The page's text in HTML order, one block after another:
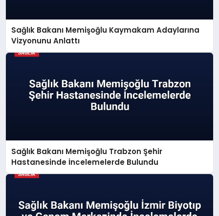
Sağlık Bakanı Memişoğlu Kaymakam Adaylarına
Vizyonunu Anlattı
Sağlık Bakanı Memişoğlu Trabzon Şehir
Hastanesinde İncelemelerde Bulundu